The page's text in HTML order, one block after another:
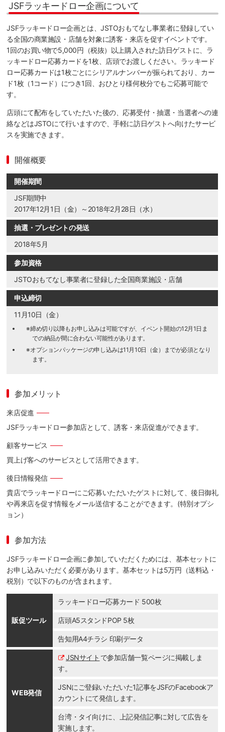
JSFラッキードロー企画について
JSFラッキードロー企画とは、JSTOおもてなし事業者に登録してい
る全国の商業施設・店舗を対象に誘客・来店を促すイベントです。
1回のお買い物で5,000円（税抜）以上購入された訪日ゲストに、ラ
ッキードロー応募カードを1枚、店頭でお渡しください。ラッキード
ロー応募カードは1枚ごとにシリアルナンバーが振られており、カー
ド1枚（1コード）につき1回、おひとり様何枚分でもご応募可能で
す。
店頭にて配布をしていただいた後の、応募受付・抽選・当選者への連
絡などはJSTOにて行いますので、手軽に訪日ゲストへ向けたサービ
スを実施できます。
開催概要
開催期間
JSF期間中
2017年12月1日（金）～2018年2月28日（水）
抽選・プレゼントの発送
2018年5月
参加資格
JSTOおもてなし事業者に登録した全国商業施設・店舗
申込締切
11月10日（金）
※締め切り以降もお申し込みは可能ですが、イベント開始の12月1日ま
での納品が間に合わない可能性があります。
※オプションパッケージの申し込みは11月10日（金）までが必須となり
ます。
参加メリット
来店促進
JSFラッキードロー参加店として、誘客・来店促進ができます。
顧客サービス
買上げ客へのサービスとして活用できます。
後日情報発信
貴店でラッキードローにご応募いただいたゲストに対して、後日御礼
や再来店を促す情報をメール送信することができます。(特別オプシ
ョン）
参加方法
JSFラッキードロー企画に参加していただくためには、基本セットに
お申し込みいただく必要があります。基本セットは5万円（送料込・
税別）で以下のものが含まれます。
販促ツール
ラッキードロー応募カード 500枚
店頭A5スタンドPOP 5枚
告知用A4チラシ 印刷データ
WEB発信
JSNサイト で参加店舗一覧ページに掲載しま
す。
JSNにご登録いただいた1記事をJSFのFacebookア
カウントにて発信します。
台湾・タイ向けに、上記発信記事に対して広告を
実施します。